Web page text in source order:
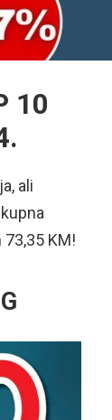
10
ali
73,35 KM!